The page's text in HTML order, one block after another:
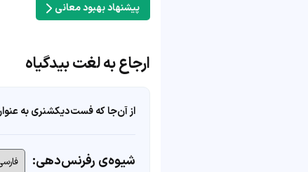
پیشنهاد بهبود معانی
ارجاع به لغت بیدگیاه
از آن‌جا که فست‌دیکشنری به
شیوه‌ی رفرنس‌دهی: